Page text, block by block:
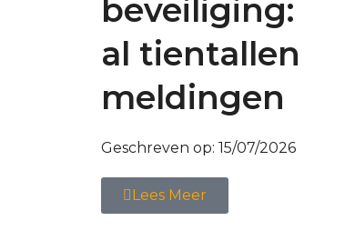
beveiliging:
al tientallen
meldingen
Geschreven op: 15/07/2026
Lees Meer